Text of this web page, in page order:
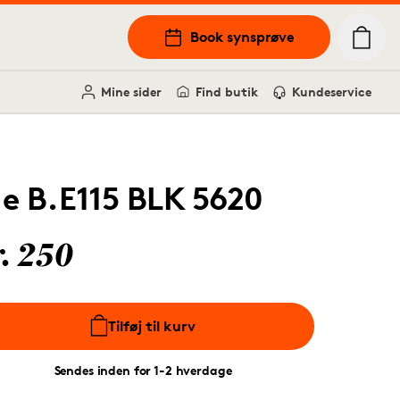
Book synsprøve
Mine sider Find butik Kundeservice
B.E115 BLK 5620
250
Tilføj til kurv
Sendes inden for 1-2 hverdage